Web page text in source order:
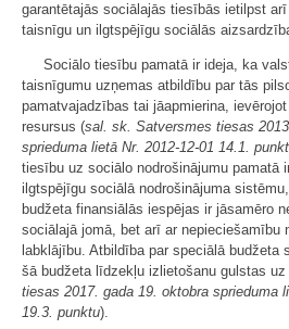
garantētajās sociālajās tiesībās ietilpst
taisnīgu un ilgtspējīgu sociālās
Sociālo tiesību pamatā ir ideja, ka
taisnīgumu uzņemas atbildību par tās
pamatvajadzības tai jāapmierina,
resursus (sal. sk. Satversmes tiesas
sprieduma lietā Nr. 2012-12-01 14.1.
tiesību uz sociālo nodrošinājumu pamatā
ilgtspējīgu sociālā nodrošinājuma
budžeta finansiālās iespējas ir jāsamēro
sociālajā jomā, bet arī ar nepieciešamību
labklājību. Atbildība par speciālā budžeta
šā budžeta līdzekļu izlietošanu gulstas
tiesas 2017. gada 19. oktobra sprieduma
19.3. punktu).